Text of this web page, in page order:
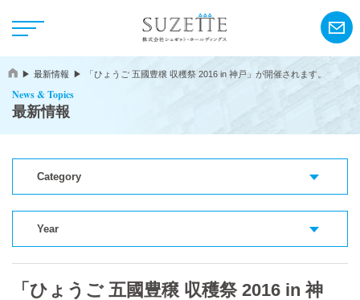
NEWS
アンリ・シャルパンティエ
最新情報 「ひょうご 五國豊穣 収穫祭 2016 in 神戸」が開催されます。
News & Topics
最新情報
Category
Year
「ひょうご 五國豊穣 収穫祭 2016 in 神